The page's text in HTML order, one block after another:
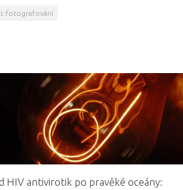
fotografování
HIV antivirotik po pravěké oceány: